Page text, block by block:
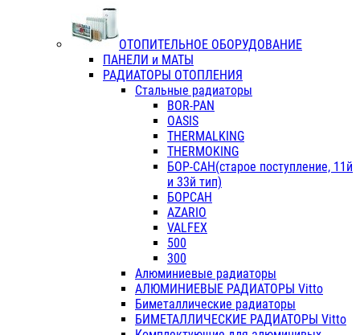
ОТОПИТЕЛЬНОЕ ОБОРУДОВАНИЕ
ПАНЕЛИ и МАТЫ
РАДИАТОРЫ ОТОПЛЕНИЯ
Стальные радиаторы
BOR-PAN
OASIS
THERMALKING
THERMOKING
БОР-САН(старое поступление, 11й
и 33й тип)
БОРСАН
AZARIO
VALFEX
500
300
Алюминиевые радиаторы
АЛЮМИНИЕВЫЕ РАДИАТОРЫ Vitto
Биметаллические радиаторы
БИМЕТАЛЛИЧЕСКИЕ РАДИАТОРЫ Vitto